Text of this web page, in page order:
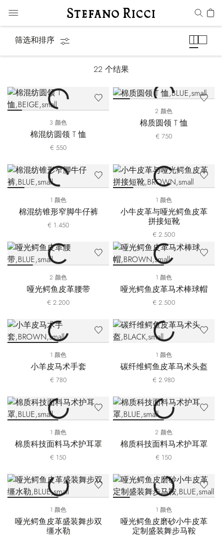
筛选和排序
22 个结果
3 颜色
棉混纺圆领 T 恤
€ 550
2 颜色
棉质圆领 T 恤
€ 750
1 颜色
棉混纺锥形窄脚牛仔裤
€ 1.450
1 颜色
小牛皮革与哑光鳄鱼皮革
拼接短靴
€ 2.500
2 颜色
哑光鳄鱼皮革腰带
€ 2.200
1 颜色
哑光鳄鱼皮革马术棒球帽
€ 2.500
1 颜色
小羊皮马术手套
€ 780
1 颜色
碳纤维鳄鱼皮革马术头盔
€ 2.980
1 颜色
棉质科技面料马术护耳罩
€ 150
2 颜色
棉质科技面料马术护耳罩
€ 150
1 颜色
哑光鳄鱼皮革盛装舞步双
缰水勒
1 颜色
哑光鳄鱼皮磨砂小牛皮革
定制盛装舞步马鞍